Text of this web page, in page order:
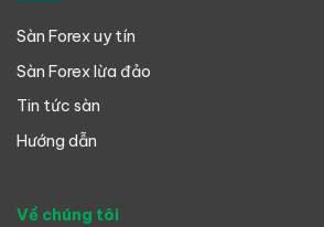
Sàn Forex uy tín
Sàn Forex lừa đảo
Tin tức sàn
Hướng dẫn
Về chúng tôi